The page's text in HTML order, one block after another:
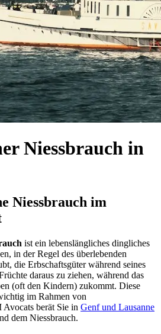
Niessbrauch in
Niessbrauch im
ist ein lebenslängliches dingliches
in der Regel des überlebenden
die Erbschaftsgüter während seines
daraus zu ziehen, während das
(oft den Kindern) zukommt. Diese
im Rahmen von
Avocats berät Sie in Genf und Lausanne
dem Niessbrauch.